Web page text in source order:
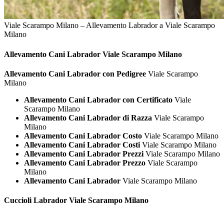
Viale Scarampo Milano – Allevamento Labrador a Viale Scarampo
Milano
Allevamento Cani Labrador Viale Scarampo Milano
Allevamento Cani Labrador con Pedigree Viale Scarampo
Milano
Allevamento Cani Labrador con Certificato Viale
Scarampo Milano
Allevamento Cani Labrador di Razza Viale Scarampo
Milano
Allevamento Cani Labrador Costo Viale Scarampo Milano
Allevamento Cani Labrador Costi Viale Scarampo Milano
Allevamento Cani Labrador Prezzi Viale Scarampo Milano
Allevamento Cani Labrador Prezzo Viale Scarampo
Milano
Allevamento Cani Labrador Viale Scarampo Milano
Cuccioli Labrador Viale Scarampo Milano